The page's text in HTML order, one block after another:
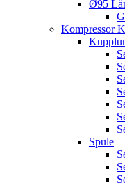
Ø95
Kompressor
Spule